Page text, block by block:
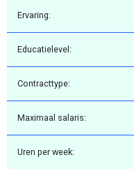
Ervaring:
Educatielevel:
Contracttype:
Maximaal salaris:
Uren per week: